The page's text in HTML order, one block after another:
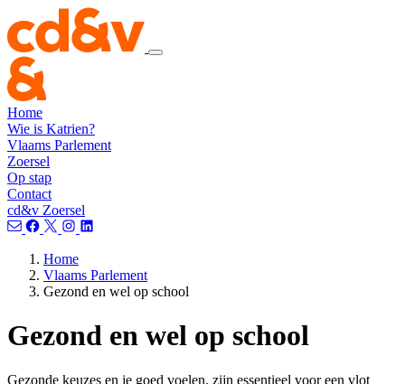
Home
Wie is Katrien?
Vlaams Parlement
Zoersel
Op stap
Contact
cd&v Zoersel
Home
Vlaams Parlement
Gezond en wel op school
Gezond en wel op school
Gezonde keuzes en je goed voelen, zijn essentieel voor een vlot